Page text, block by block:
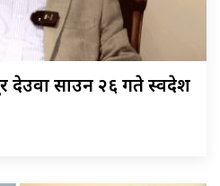
देउवा साउन २६ गते स्वदेश